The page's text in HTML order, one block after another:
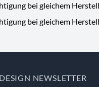
bei gleichem
bei gleichem
NEWSLETTER